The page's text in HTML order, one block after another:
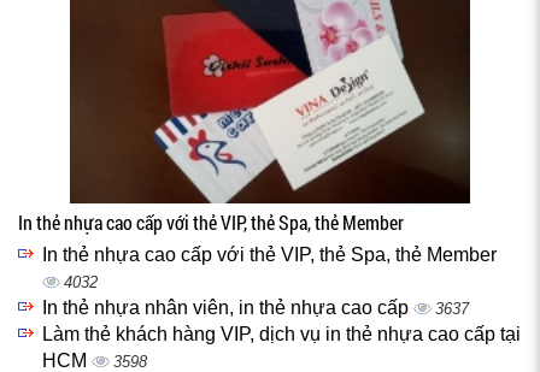
In thẻ nhựa cao cấp với thẻ VIP, thẻ Spa, thẻ Member
In thẻ nhựa cao cấp với thẻ VIP, thẻ Spa, thẻ Member
4032
In thẻ nhựa nhân viên, in thẻ nhựa cao cấp 3637
Làm thẻ khách hàng VIP, dịch vụ in thẻ nhựa cao cấp tại
HCM
3598